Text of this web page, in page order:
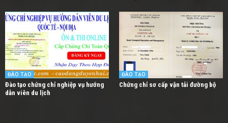
ĐÀO TẠO
Đào tạo chứng chỉ nghiệp vụ hướng
dẫn viên du lịch
ĐÀO TẠO
Chứng chỉ sơ cấp vận tải đường bộ